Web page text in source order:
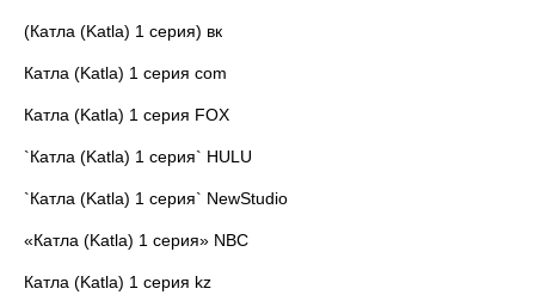
(Катла (Katla) 1 серия) вк
Катла (Katla) 1 серия com
Катла (Katla) 1 серия FOX
`Катла (Katla) 1 серия` HULU
`Катла (Katla) 1 серия` NewStudio
«Катла (Katla) 1 серия» NBC
Катла (Katla) 1 серия kz